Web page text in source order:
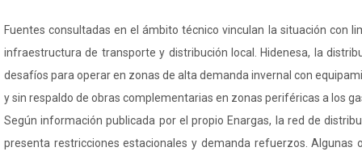
Fuentes consultadas en el ámbito técnico vinculan la situación con
infraestructura de transporte y distribución local. Hidenesa, la
desafíos para operar en zonas de alta demanda invernal con
y sin respaldo de obras complementarias en zonas periféricas a los
Según información publicada por el propio Enargas, la red de
presenta restricciones estacionales y demanda refuerzos. Algunas